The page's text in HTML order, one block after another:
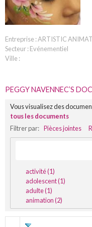
Entreprise : ARTISTIC
Secteur : Evénementiel
Ville :
PEGGY NAVENNEC’S
Vous visualisez des
tous les documents
Filtrer par: Pièces jointes
activité (1)
adolescent (1)
adulte (1)
animation (2)